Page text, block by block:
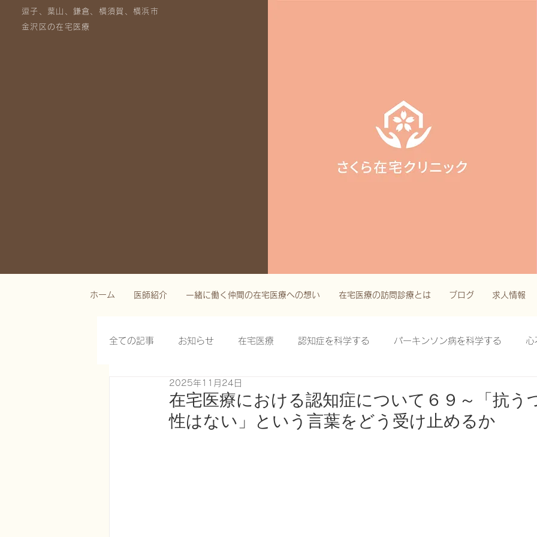
逗子、葉山、鎌倉、横須賀、横浜市
金沢区の在宅医療
ホーム 医師紹介 一緒に働く仲間の在宅医療への想い 在宅医療の訪問診療とは ブログ 求人情報
全ての記事 お知らせ 在宅医療 認知症を科学する パーキンソン病を科学する 心
栄養管理を科学する 褥瘡を科学する
在宅医療における認知症について６９～「抗う
性はない」という言葉をどう受け止めるか
2025年11月24日